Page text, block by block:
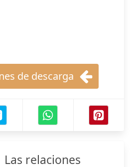
de descarga
Las relaciones